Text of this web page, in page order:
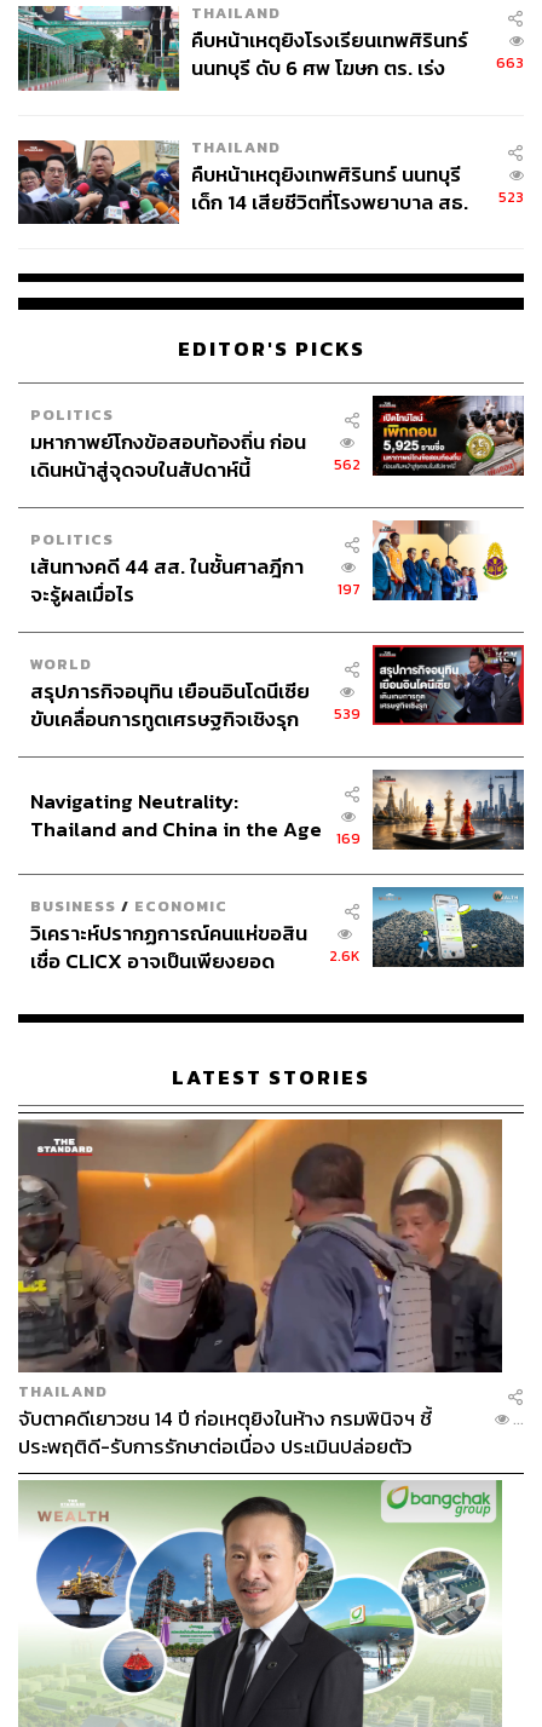
THAILAND
คืบหน้าเหตุยิงโรงเรียนเทพศิรินทร์
นนทบุรี ดับ 6 ศพ โฆษก ตร. เร่ง
663
THAILAND
คืบหน้าเหตุยิงเทพศิรินทร์ นนทบุรี
เด็ก 14 เสียชีวิตที่โรงพยาบาล สธ.
523
EDITOR'S PICKS
POLITICS
มหากาพย์โกงข้อสอบท้องถิ่น ก่อน
เดินหน้าสู่จุดจบในสัปดาห์นี้
562
POLITICS
เส้นทางคดี 44 สส. ในชั้นศาลฎีกา
จะรู้ผลเมื่อไร
197
WORLD
สรุปภารกิจอนุทิน เยือนอินโดนีเซีย
ขับเคลื่อนการทูตเศรษฐกิจเชิงรุก
539
Navigating Neutrality:
Thailand and China in the Age
169
BUSINESS / ECONOMIC
วิเคราะห์ปรากฏการณ์คนแห่ขอสิน
เชื่อ CLICX อาจเป็นเพียงยอด
เรือนไทยที่ถูกซุกไว้
2.6K
LATEST STORIES
THAILAND
จับตาคดีเยาวชน 14 ปี ก่อเหตุยิงในห้าง กรมพินิจฯ ชี้
ประพฤติดี-รับการรักษาต่อเนื่อง ประเมินปล่อยตัว
...